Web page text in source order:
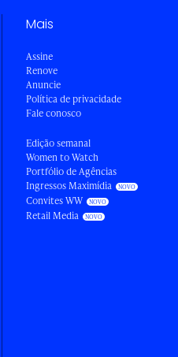
Mais
Assine
Renove
Anuncie
Política de privacidade
Fale conosco
Edição semanal
Women to Watch
Portfólio de Agências
Ingressos Maximídia
Convites WW
Retail Media